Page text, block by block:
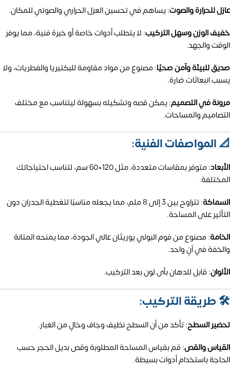
عازل للحرارة والصوت: يساهم في تحسين العزل الحراري والصوتي للمكان.
خفيف الوزن وسهل التركيب: لا يتطلب أدوات خاصة أو خبرة فنية، مما يوفر
الوقت والجهد.
صديق للبيئة وآمن صحيًا:مصنوع من مواد مقاومة للبكتيريا والفطريات، ولا
يسبب انبعاثات ضارة.
مرونة في التصميم: يمكن قصه وتشكيله بسهولة ليتناسب مع مختلف
التصاميم والمساحات.
📐 المواصفات الفنية:
الأبعاد:
متوفر بمقاسات متعددة، مثل 120×60 سم، لتناسب احتياجاتك
المختلفة.
السماكة:
تتراوح بين 3 إلى 8 ملم، مما يجعله مناسبًا لتغطية الجدران دون
التأثير على المساحة.
الخامة:مصنوع من فوم البولي يوريثان عالي الجودة، مما يمنحه المتانة
والخفة في آنٍ واحد.
الألوان: قابل للدهان بأى لون بعد التركيب.
🛠️ طريقة التركيب:
تحضير السطح:تأكد من أن السطح نظيف وجاف وخالٍ من الغبار.
القياس والقص:قم بقياس المساحة المطلوبة وقص بديل الحجر حسب
الحاجة باستخدام أدوات بسيطة.